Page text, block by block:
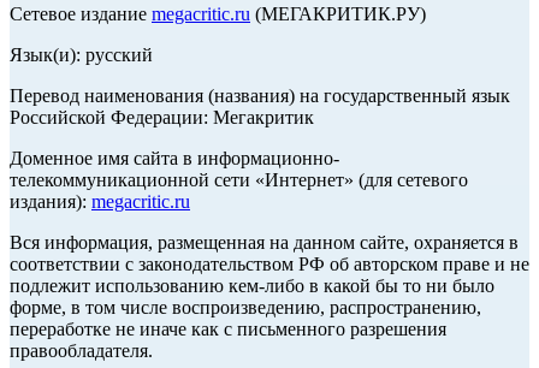
Сетевое издание megacritic.ru (МЕГАКРИТИК.РУ)
Язык(и): русский
Перевод наименования (названия) на государственный язык
Российской Федерации: Мегакритик
Доменное имя сайта в информационно-
телекоммуникационной сети «Интернет» (для сетевого
издания): megacritic.ru
Вся информация, размещенная на данном сайте, охраняется в
соответствии с законодательством РФ об авторском праве и не
подлежит использованию кем-либо в какой бы то ни было
форме, в том числе воспроизведению, распространению,
переработке не иначе как с письменного разрешения
правообладателя.